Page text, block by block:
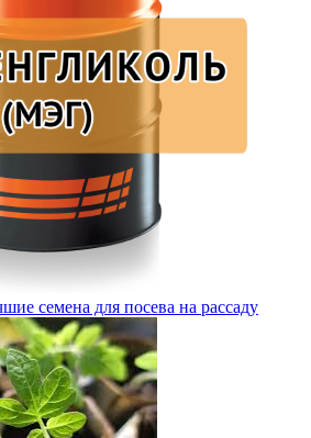
семена для посева на рассаду